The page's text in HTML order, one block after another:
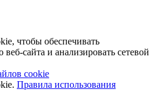
чтобы обеспечивать
сайта и анализировать сетевой
cookie
Правила использования